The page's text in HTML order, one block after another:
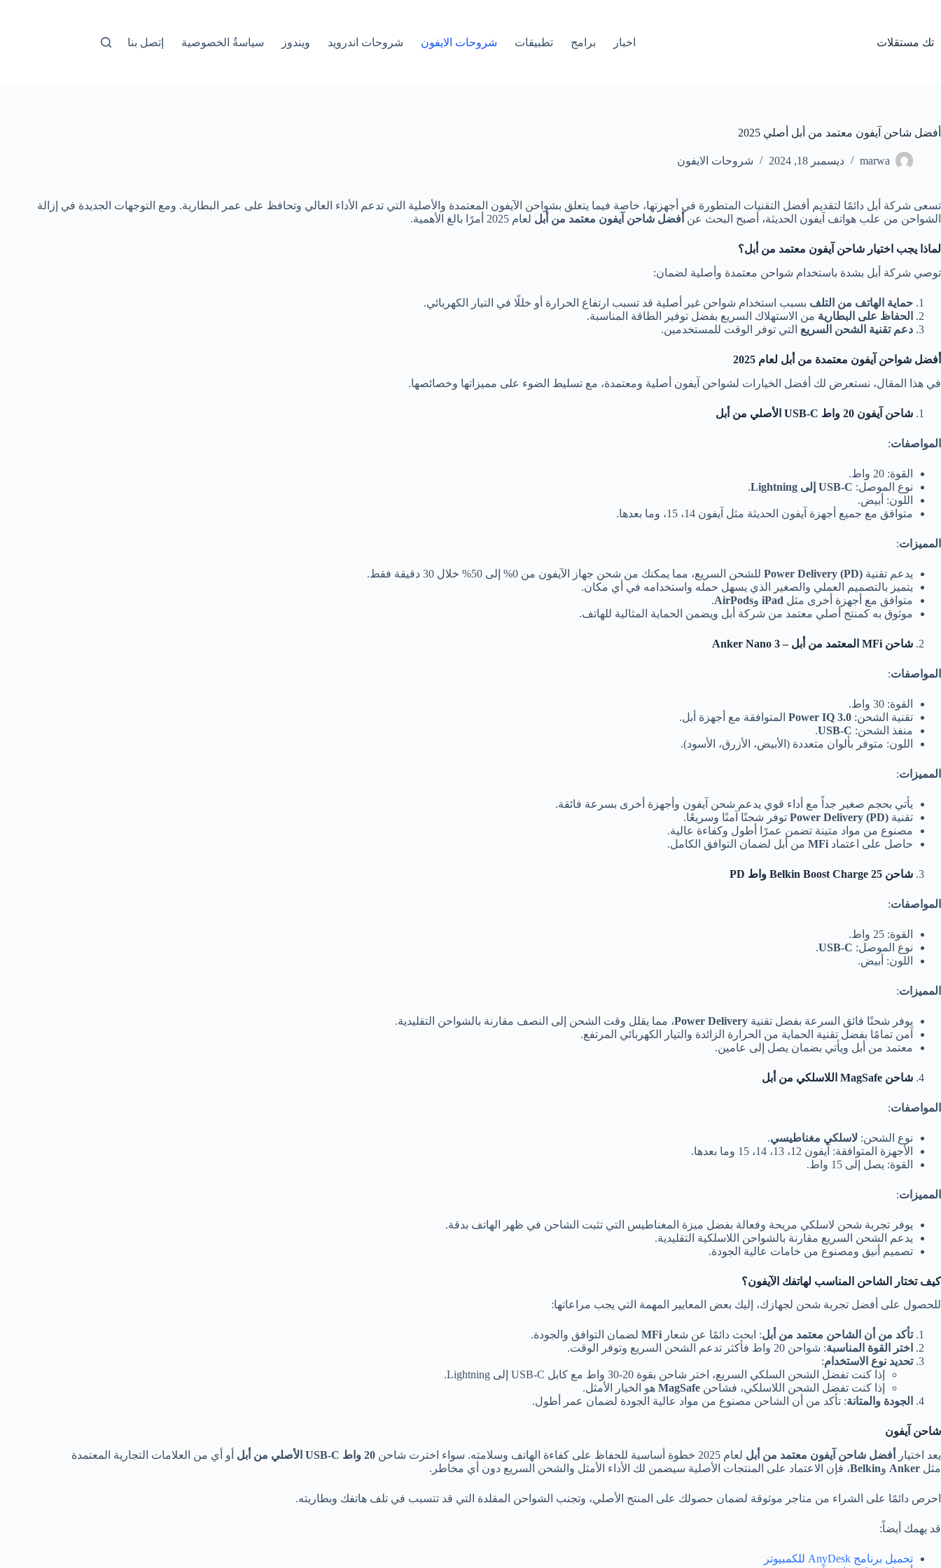
تك مستقلات اخبار برامج تطبيقات شروحات الايفون شروحات اندرويد ويندوز سياسةُ الخصوصية إتصل بنا
أفضل شاحن آيفون معتمد من أبل أصلي 2025
marwa ديسمبر 18, 2024 شروحات الايفون
تسعى شركة أبل دائمًا لتقديم أفضل التقنيات المتطورة في أجهزتها، خاصة فيما يتعلق بشواحن الآيفون المعتمدة والأصلية التي تدعم الأداء العالي وتحافظ على عمر البطارية. ومع التوجهات الجديدة في إزالة
الشواحن من علب هواتف آيفون الحديثة، أصبح البحث عن أفضل شاحن آيفون معتمد من أبل لعام 2025 أمرًا بالغ الأهمية.
لماذا يجب اختيار شاحن آيفون معتمد من أبل؟
توصي شركة أبل بشدة باستخدام شواحن معتمدة وأصلية لضمان:
حماية الهاتف من التلف بسبب استخدام شواحن غير أصلية قد تسبب ارتفاع الحرارة أو خللًا في التيار الكهربائي.
الحفاظ على البطارية من الاستهلاك السريع بفضل توفير الطاقة المناسبة.
دعم تقنية الشحن السريع التي توفر الوقت للمستخدمين.
أفضل شواحن آيفون معتمدة من أبل لعام 2025
في هذا المقال، نستعرض لك أفضل الخيارات لشواحن آيفون أصلية ومعتمدة، مع تسليط الضوء على مميزاتها وخصائصها.
شاحن آيفون 20 واط USB-C الأصلي من أبل
المواصفات:
القوة: 20 واط.
نوع الموصل: USB-C إلى Lightning
.
اللون: أبيض.
متوافق مع جميع أجهزة آيفون الحديثة مثل آيفون 14، 15، وما بعدها.
المميزات:
يدعم تقنية Power Delivery (PD) للشحن السريع، مما يمكنك من شحن جهاز الآيفون من 0% إلى 50% خلال 30 دقيقة فقط.
يتميز بالتصميم العملي والصغير الذي يسهل حمله واستخدامه في أي مكان.
متوافق مع أجهزة أخرى مثل iPad وAirPods
.
موثوق به كمنتج أصلي معتمد من شركة أبل ويضمن الحماية المثالية للهاتف.
شاحن MFi المعتمد من أبل – Anker Nano 3
المواصفات:
القوة: 30 واط.
تقنية الشحن: Power IQ 3.0 المتوافقة مع أجهزة أبل.
منفذ الشحن: USB-C
.
اللون: متوفر بألوان متعددة (الأبيض، الأزرق، الأسود).
المميزات:
يأتي بحجم صغير جداً مع أداء قوي يدعم شحن آيفون وأجهزة أخرى بسرعة فائقة.
تقنية Power Delivery (PD) توفر شحنًا آمنًا وسريعًا.
مصنوع من مواد متينة تضمن عمرًا أطول وكفاءة عالية.
حاصل على اعتماد MFi من أبل لضمان التوافق الكامل.
شاحن Belkin Boost Charge 25 واط PD
المواصفات:
القوة: 25 واط.
نوع الموصل: USB-C
.
اللون: أبيض.
المميزات:
يوفر شحنًا فائق السرعة بفضل تقنية Power Delivery، مما يقلل وقت الشحن إلى النصف مقارنة بالشواحن التقليدية.
آمن تمامًا بفضل تقنية الحماية من الحرارة الزائدة والتيار الكهربائي المرتفع.
معتمد من أبل ويأتي بضمان يصل إلى عامين.
شاحن MagSafe اللاسلكي من أبل
المواصفات:
نوع الشحن: لاسلكي مغناطيسي.
الأجهزة المتوافقة: آيفون 12، 13، 14، 15 وما بعدها.
القوة: يصل إلى 15 واط.
المميزات:
يوفر تجربة شحن لاسلكي مريحة وفعالة بفضل ميزة المغناطيس التي تثبت الشاحن في ظهر الهاتف بدقة.
يدعم الشحن السريع مقارنة بالشواحن اللاسلكية التقليدية.
تصميم أنيق ومصنوع من خامات عالية الجودة.
كيف تختار الشاحن المناسب لهاتفك الآيفون؟
للحصول على أفضل تجربة شحن لجهازك، إليك بعض المعايير المهمة التي يجب مراعاتها:
تأكد من أن الشاحن معتمد من أبل: ابحث دائمًا عن شعار MFi لضمان التوافق والجودة.
اختر القوة المناسبة: شواحن 20 واط فأكثر تدعم الشحن السريع وتوفر الوقت.
تحديد نوع الاستخدام:
إذا كنت تفضل الشحن السلكي السريع، اختر شاحن بقوة 20-30 واط مع كابل USB-C إلى Lightning.
إذا كنت تفضل الشحن اللاسلكي، فشاحن MagSafe هو الخيار الأمثل.
الجودة والمتانة: تأكد من أن الشاحن مصنوع من مواد عالية الجودة لضمان عمر أطول.
شاحن آيفون
يعد اختيار
أفضل شاحن آيفون معتمد من أبل لعام 2025 خطوة أساسية للحفاظ على كفاءة الهاتف وسلامته. سواء اخترت شاحن 20 واط USB-C الأصلي من أبل أو أي من العلامات التجارية المعتمدة
مثل Anker وBelkin، فإن الاعتماد على المنتجات الأصلية سيضمن لك الأداء الأمثل والشحن السريع دون أي مخاطر.
احرص دائمًا على الشراء من متاجر موثوقة لضمان حصولك على المنتج الأصلي، وتجنب الشواحن المقلدة التي قد تتسبب في تلف هاتفك وبطاريته.
قد يهمك أيضاً:
تحميل برنامج AnyDesk للكمبيوتر